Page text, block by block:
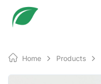
Home Products